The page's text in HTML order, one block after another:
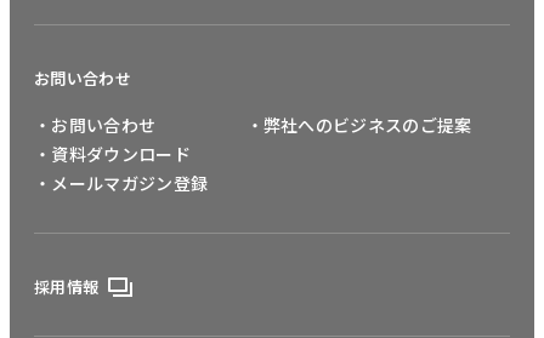
お問い合わせ
・お問い合わせ
・資料ダウンロード
・メールマガジン登録
・弊社へのビジネスのご提案
採用情報